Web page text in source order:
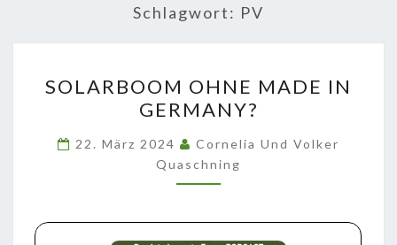
PODCAST
Hintergründe
Schlagwort: PV
OHNE
MADE
IN
GERMANY?
SOLARBOOM OHNE MADE IN
GERMANY?
22. März 2024
Cornelia Und Volker
Quaschning